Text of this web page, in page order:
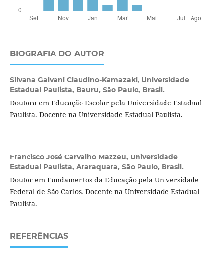
BIOGRAFIA DO AUTOR
Silvana Galvani Claudino-Kamazaki, Universidade
Estadual Paulista, Bauru, São Paulo, Brasil.
Doutora em Educação Escolar pela Universidade Estadual
Paulista. Docente na Universidade Estadual Paulista.
Francisco José Carvalho Mazzeu, Universidade
Estadual Paulista, Araraquara, São Paulo, Brasil.
Doutor em Fundamentos da Educação pela Universidade
Federal de São Carlos. Docente na Universidade Estadual
Paulista.
REFERÊNCIAS